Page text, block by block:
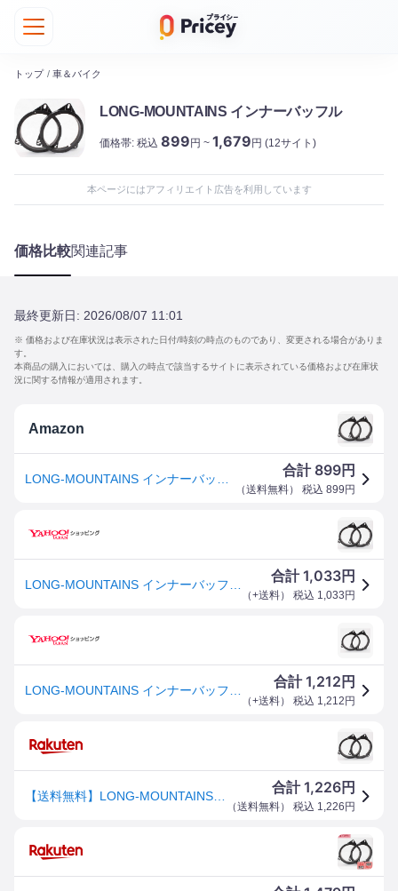
トップ / 車＆バイク
LONG-MOUNTAINS インナーバッフル
価格帯: 税込 899 円 ~ 1,679 円 (12サイト)
本ページにはアフィリエイト広告を利用しています
価格比較関連記事
最終更新日: 2026/08/07 11:01
※ 価格および在庫状況は表示された日付/時刻の時点のものであり、変更される場合がありま
す。
本商品の購入においては、購入の時点で該当するサイトに表示されている価格および在庫状
況に関する情報が適用されます。
Amazon
合計 899円
（送料無料） 税込 899 円
合計1,033円
（+送料） 税込 1,033 円
合計1,212 円
（+送料） 税込 1,212 円
合計1,226円
（送料無料） 税込 1,226 円